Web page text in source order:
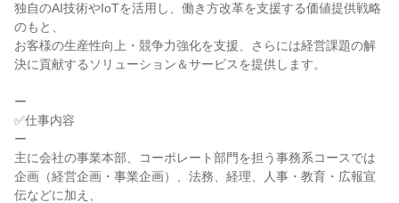
独自のAI技術やIoTを活用し、働き方改革を支援する価値提供戦略
のもと、
お客様の生産性向上・競争力強化を支援、さらには経営課題の解
決に貢献するソリューション＆サービスを提供します。
ー
✅仕事内容
ー
主に会社の事業本部、コーポレート部門を担う事務系コースでは
企画（経営企画・事業企画）、法務、経理、人事・教育・広報宣
伝などに加え、